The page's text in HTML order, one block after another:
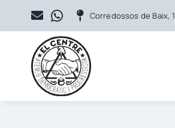
Corredossos de Baix,